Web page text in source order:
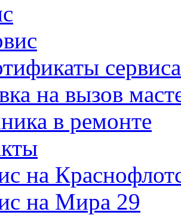
сервиса
на вызов
в ремонте
на
на Мира 29